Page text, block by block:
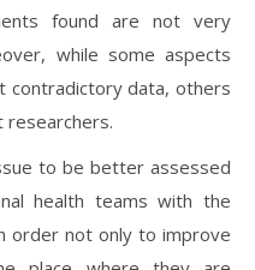
found are not very
while some aspects
contradictory data, others
researchers.
to be better assessed
health teams with the
order not only to improve